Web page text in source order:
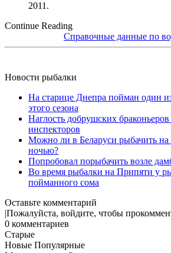
2011.
Continue Reading
Справочные данные по
Новости рыбалки
На старице Днепра пойман один
этого сезона
Наглость добрушских
инспекторов
Можно ли в Беларуси рыбачить на
ночью?
Попробовал порыбачить возле
Во время рыбалки на Припяти у
пойманного сома
Оставьте комментарий
|Пожалуйста, войдите, чтобы
0 комментариев
Старые
Новые Популярные